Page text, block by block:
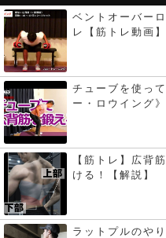
ベントオーバー
レ【筋トレ動画】
チューブを使っ
ー・ロウイング
【筋トレ】広背
ける！【解説】
ラットプルのや